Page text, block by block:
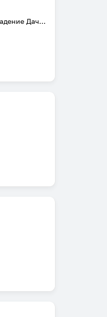
Домодедово, микрорайон Западный Владение Дачник, с 1